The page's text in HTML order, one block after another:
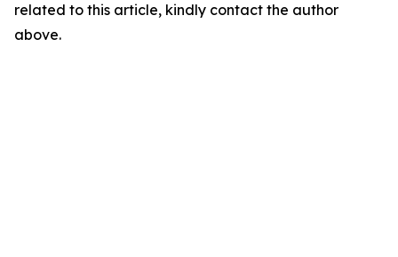
related to this article, kindly contact the author
above.